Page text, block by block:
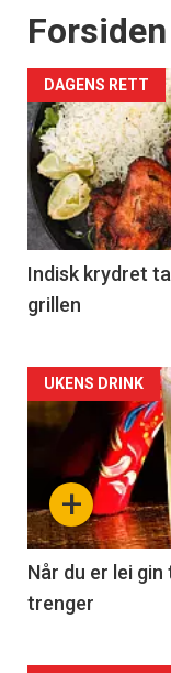
DAGENS RETT
Indisk krydret
grillen
Forsiden
akkurat
nå
-
2
+
UKENS DRINK
Når du er lei
trenger